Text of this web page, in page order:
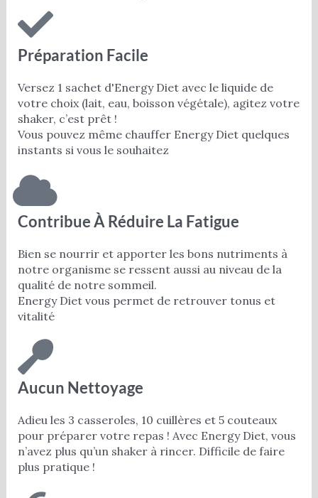
Préparation Facile
Versez 1 sachet d'Energy Diet avec le liquide de
votre choix (lait, eau, boisson végétale), agitez votre
shaker, c’est prêt !
Vous pouvez même chauffer Energy Diet quelques
instants si vous le souhaitez
Contribue À Réduire La Fatigue
Bien se nourrir et apporter les bons nutriments à
notre organisme se ressent aussi au niveau de la
qualité de notre sommeil.
Energy Diet vous permet de retrouver tonus et
vitalité
Aucun Nettoyage
Adieu les 3 casseroles, 10 cuillères et 5 couteaux
pour préparer votre repas ! Avec Energy Diet, vous
n’avez plus qu’un shaker à rincer. Difficile de faire
plus pratique !